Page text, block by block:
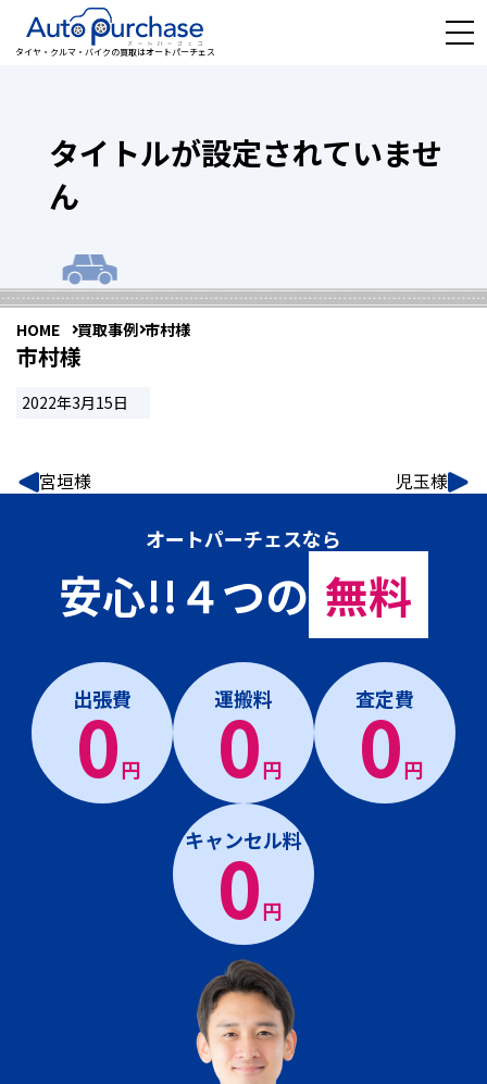
タイヤ・クルマ・バイクの買取はオートパーチェス
タイトルが設定されていませ
ん
HOME 買取事例 市村様
市村様
2022年3月15日
宮垣様 児玉様
オートパーチェスなら
安心!!４つの 無料
出張費
0円
運搬料
0円
査定費
0円
キャンセル料
0円